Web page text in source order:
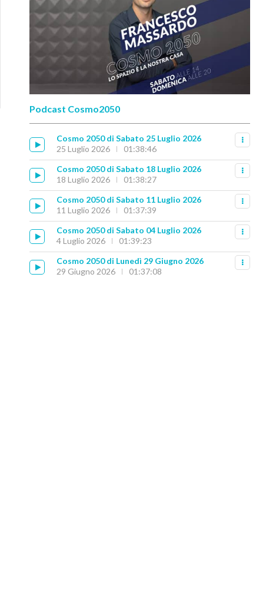
Podcast Cosmo2050
Cosmo 2050 di Sabato 25 Luglio 2026
25 Luglio 2026
01:38:46
Cosmo 2050 di Sabato 18 Luglio 2026
18 Luglio 2026
01:38:27
Cosmo 2050 di Sabato 11 Luglio 2026
11 Luglio 2026
01:37:39
Cosmo 2050 di Sabato 04 Luglio 2026
4 Luglio 2026
01:39:23
Cosmo 2050 di Lunedì 29 Giugno 2026
29 Giugno 2026
01:37:08